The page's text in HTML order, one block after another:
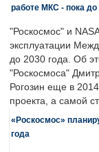
работе МКС - пока до
"Роскосмос" и
эксплуатации
до 2030 года. Об
"Роскосмоса"
Рогозин еще в
проекта, а самой
«Роскосмос»
года